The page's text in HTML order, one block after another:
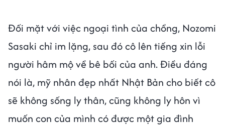
Đối mặt với việc ngoại tình của chồng, Nozomi
Sasaki chỉ im lặng, sau đó cô lên tiếng xin lỗi
người hâm mộ về bê bối của anh. Điều đáng
nói là, mỹ nhân đẹp nhất Nhật Bản cho biết cô
sẽ không sống ly thân, cũng không ly hôn vì
muốn con của mình có được một gia đình